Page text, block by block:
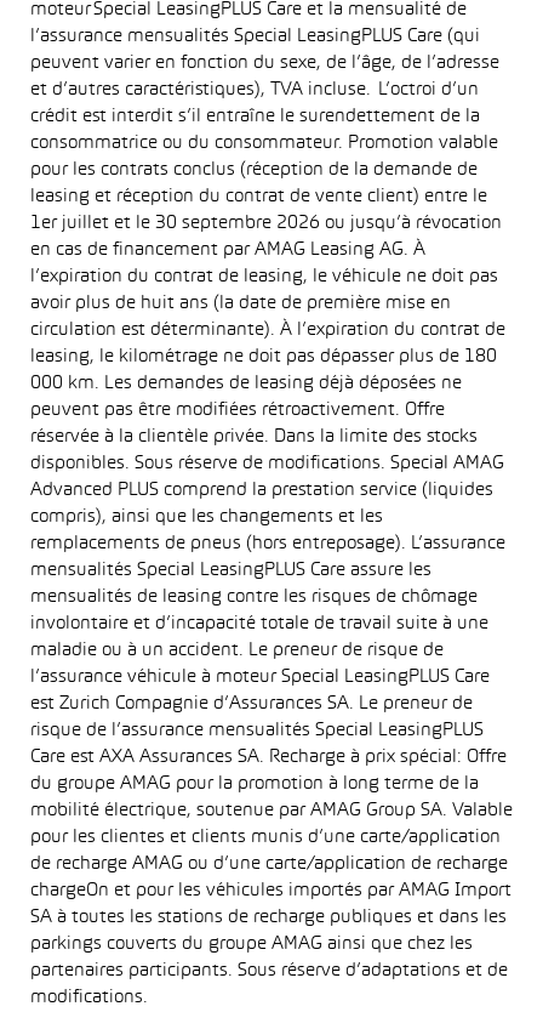
moteur Special LeasingPLUS Care et la mensualité de
l’assurance mensualités Special LeasingPLUS Care (qui
peuvent varier en fonction du sexe, de l’âge, de l’adresse
et d’autres caractéristiques), TVA incluse. L’octroi d’un
crédit est interdit s’il entraîne le surendettement de la
consommatrice ou du consommateur. Promotion valable
pour les contrats conclus (réception de la demande de
leasing et réception du contrat de vente client) entre le
1er juillet et le 30 septembre 2026 ou jusqu’à révocation
en cas de financement par AMAG Leasing AG. À
l’expiration du contrat de leasing, le véhicule ne doit pas
avoir plus de huit ans (la date de première mise en
circulation est déterminante). À l’expiration du contrat de
leasing, le kilométrage ne doit pas dépasser plus de 180
000 km. Les demandes de leasing déjà déposées ne
peuvent pas être modifiées rétroactivement. Offre
réservée à la clientèle privée. Dans la limite des stocks
disponibles. Sous réserve de modifications. Special AMAG
Advanced PLUS comprend la prestation service (liquides
compris), ainsi que les changements et les
remplacements de pneus (hors entreposage). L’assurance
mensualités Special LeasingPLUS Care assure les
mensualités de leasing contre les risques de chômage
involontaire et d’incapacité totale de travail suite à une
maladie ou à un accident. Le preneur de risque de
l’assurance véhicule à moteur Special LeasingPLUS Care
est Zurich Compagnie d’Assurances SA. Le preneur de
risque de l’assurance mensualités Special LeasingPLUS
Care est AXA Assurances SA. Recharge à prix spécial: Offre
du groupe AMAG pour la promotion à long terme de la
mobilité électrique, soutenue par AMAG Group SA. Valable
pour les clientes et clients munis d’une carte/application
de recharge AMAG ou d’une carte/application de recharge
chargeOn et pour les véhicules importés par AMAG Import
SA à toutes les stations de recharge publiques et dans les
parkings couverts du groupe AMAG ainsi que chez les
partenaires participants. Sous réserve d’adaptations et de
modifications.